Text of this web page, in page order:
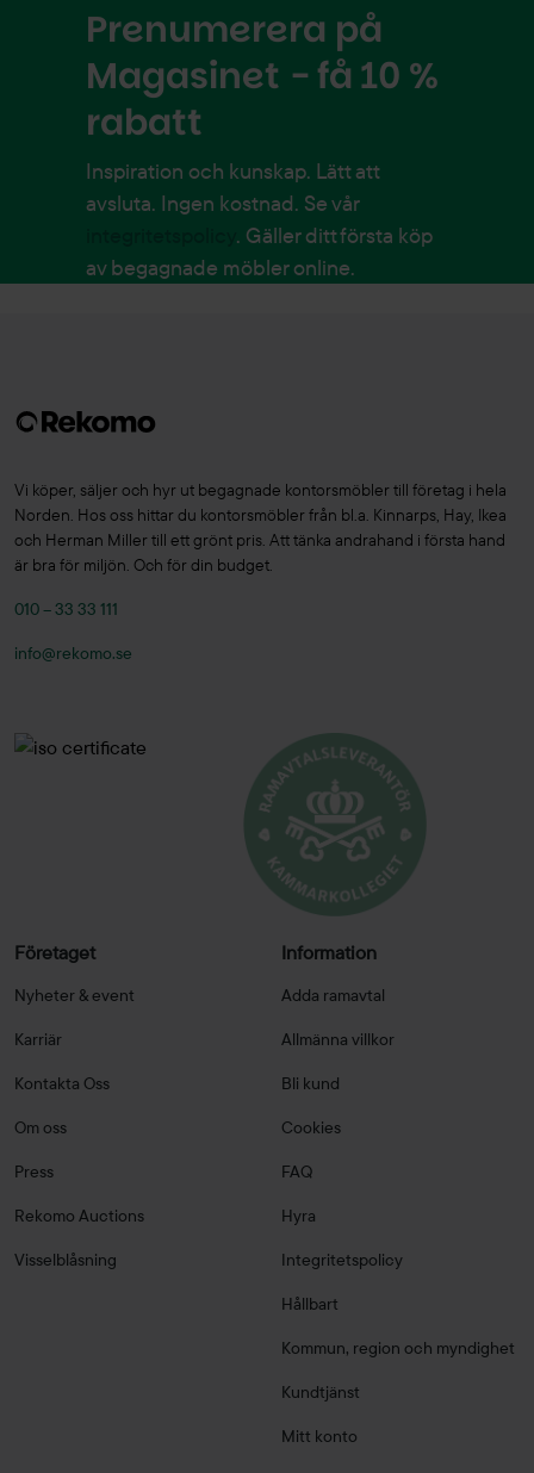
Prenumerera på
Magasinet - få 10 %
rabatt
Inspiration och kunskap. Lätt att
avsluta. Ingen kostnad. Se vår
. Gäller ditt första köp
av begagnade möbler online.
Vi köper, säljer och hyr ut begagnade kontorsmöbler till företag i hela
Norden. Hos oss hittar du kontorsmöbler från bl.a. Kinnarps, Hay, Ikea
och Herman Miller till ett grönt pris. Att tänka andrahand i första hand
är bra för miljön. Och för din budget.
010 – 33 33 111
info@rekomo.se
Företaget
Nyheter & event
Karriär
Kontakta Oss
Om oss
Press
Rekomo Auctions
Visselblåsning
Information
Adda ramavtal
Allmänna villkor
Bli kund
Cookies
FAQ
Hyra
Integritetspolicy
Hållbart
Kommun, region och myndighet
Kundtjänst
Mitt konto